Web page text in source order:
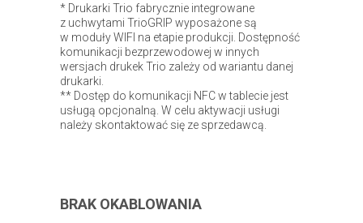
* Drukarki Trio fabrycznie integrowane
z uchwytami TrioGRIP wyposażone są
w moduły WIFI na etapie produkcji. Dostępność
komunikacji bezprzewodowej w innych
wersjach drukek Trio zależy od wariantu danej
drukarki.
** Dostęp do komunikacji NFC w tablecie jest
usługą opcjonalną. W celu aktywacji usługi
należy skontaktować się ze sprzedawcą.
BRAK OKABLOWANIA